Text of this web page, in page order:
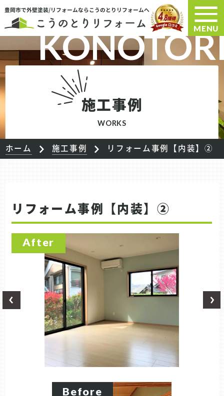
豊岡市で外壁塗装/リフォームならこうのとりリフォームへ
MENU
施工事例
WORKS
ホーム 施工事例 リフォーム事例【内装】②
リフォーム事例【内装】②